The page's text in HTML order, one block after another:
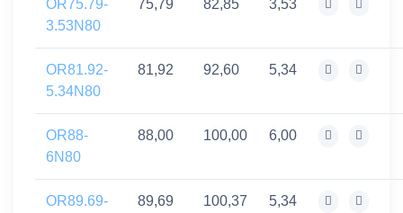
OR75.79-
3.53N80
75,79 82,85 3,53
OR81.92-
5.34N80
81,92 92,60 5,34
OR88-
6N80
88,00 100,00 6,00
OR89.69-
89,69 100,37 5,34